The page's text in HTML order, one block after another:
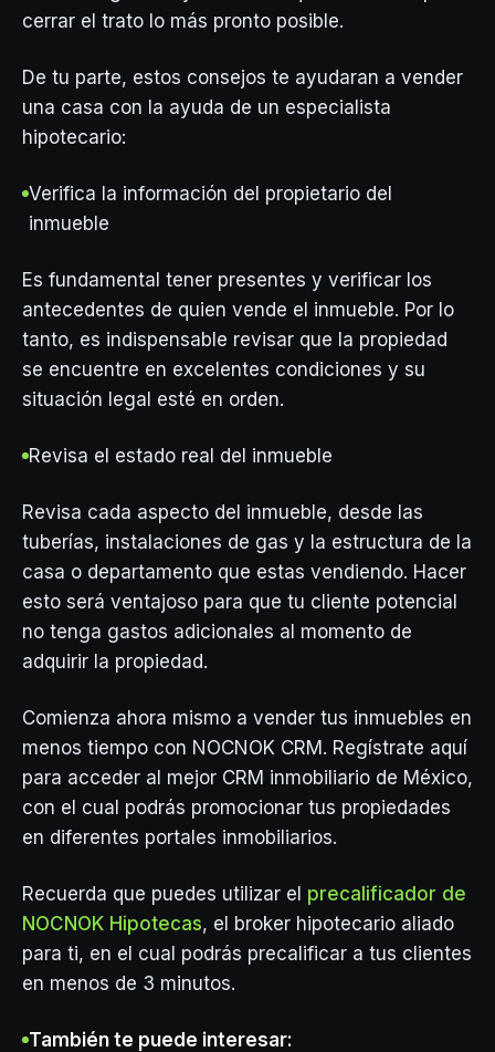
cerrar el trato lo más pronto posible.
De tu parte, estos consejos te ayudaran a vender
una casa con la ayuda de un especialista
hipotecario:
Verifica la información del propietario del
inmueble
Es fundamental tener presentes y verificar los
antecedentes de quien vende el inmueble. Por lo
tanto, es indispensable revisar que la propiedad
se encuentre en excelentes condiciones y su
situación legal esté en orden.
Revisa el estado real del inmueble
Revisa cada aspecto del inmueble, desde las
tuberías, instalaciones de gas y la estructura de la
casa o departamento que estas vendiendo. Hacer
esto será ventajoso para que tu cliente potencial
no tenga gastos adicionales al momento de
adquirir la propiedad.
Comienza ahora mismo a vender tus inmuebles en
menos tiempo con NOCNOK CRM. Regístrate aquí
para acceder al mejor CRM inmobiliario de México,
con el cual podrás promocionar tus propiedades
en diferentes portales inmobiliarios.
Recuerda que puedes utilizar el precalificador de
NOCNOK Hipotecas, el broker hipotecario aliado
para ti, en el cual podrás precalificar a tus clientes
en menos de 3 minutos.
También te puede interesar: